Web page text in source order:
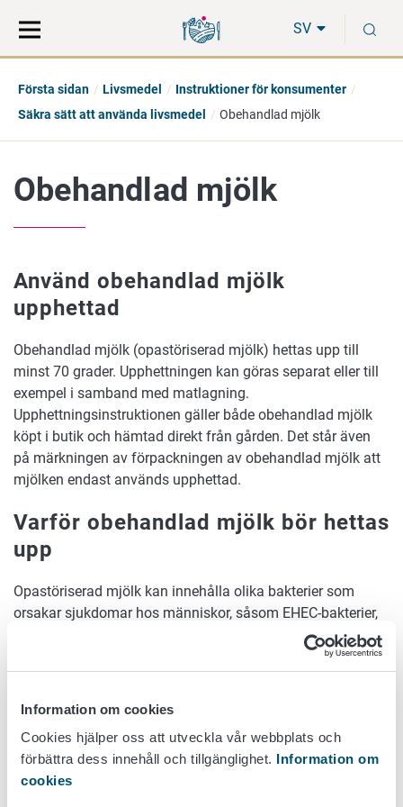
Information om cookies
Cookies hjälper oss att utveckla vår webbplats och
förbättra dess innehåll och tillgänglighet. Information om
cookies
direkt
till
på
hela
SV
Första sidan Livsmedel
Instruktioner för konsumenter
Säkra sätt att använda livsmedel
Obehandlad mjölk
Obehandlad mjölk
Använd obehandlad mjölk
upphettad
Obehandlad mjölk (opastöriserad mjölk) hettas upp till
minst 70 grader. Upphettningen kan göras separat eller till
exempel i samband med matlagning.
Upphettningsinstruktionen gäller både obehandlad mjölk
köpt i butik och hämtad direkt från gården. Det står även
på märkningen av förpackningen av obehandlad mjölk att
mjölken endast används upphettad.
Varför obehandlad mjölk bör hettas
upp
Opastöriserad mjölk kan innehålla olika bakterier som
orsakar sjukdomar hos människor, såsom EHEC-bakterier,
campylobacter, salmonella, listeria och yersinia (Yersinia
).
Upphettning förstör dessa bakterier.
EHEC-bakterier och campylobacter kan förekomma i
tarmkanalen hos nötkreatur. De orsakar inte sjukdom hos
nötkreaturen. Bakterier kan hamna i mjölk under mjölkning.
En liten mängd av dessa bakterier kan räcka för att orsaka